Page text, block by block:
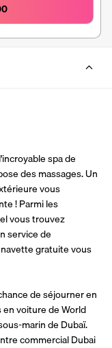
spa de
des massages. Un
vous
! Parmi les
vous trouvez
service de
gratuite vous
de séjourner en
voiture de World
marin de Dubaï.
commercial Dubai